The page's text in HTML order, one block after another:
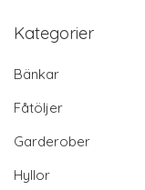
Kategorier
Bänkar
Fåtöljer
Garderober
Hyllor